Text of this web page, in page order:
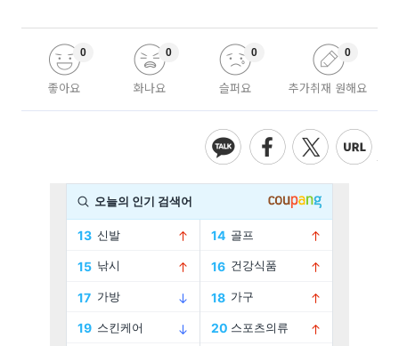
좋아요
0
화나요
0
슬퍼요
0
추가취재 원해요
0